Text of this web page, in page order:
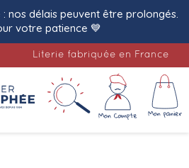
nos délais peuvent être prolongés.
votre patience 💙
Literie fabriquée en France